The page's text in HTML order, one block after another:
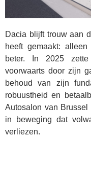
Dacia blijft trouw aan
heeft gemaakt:
beter. In 2025
voorwaarts door zijn
behoud van zijn
robuustheid en
Autosalon van
in beweging dat
verliezen.